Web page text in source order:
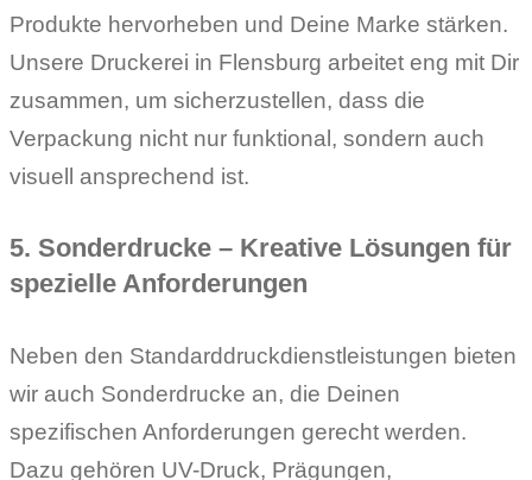
Produkte hervorheben und Deine Marke stärken.
Unsere Druckerei in Flensburg arbeitet eng mit Dir
zusammen, um sicherzustellen, dass die
Verpackung nicht nur funktional, sondern auch
visuell ansprechend ist.
5. Sonderdrucke – Kreative Lösungen für
spezielle Anforderungen
Neben den Standarddruckdienstleistungen bieten
wir auch Sonderdrucke an, die Deinen
spezifischen Anforderungen gerecht werden.
Dazu gehören UV-Druck, Prägungen,